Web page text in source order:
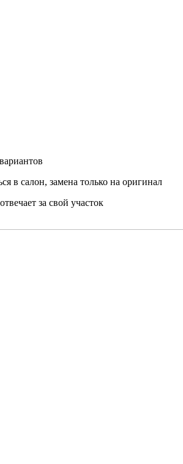
в салон, замена только на оригинал
за свой участок